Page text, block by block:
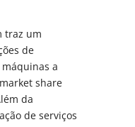
traz um
de
a
share
da
de serviços